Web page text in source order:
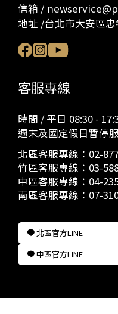
信箱 /
地址 /台北市大安區
客服專線
時間 / 平日 08:30 -
週末及國定假日暫停
北區客服專線： 02-
竹區客服專線： 03-
中區客服專線： 04-
南區客服專線： 07-
北區官方LINE
中區官方LINE